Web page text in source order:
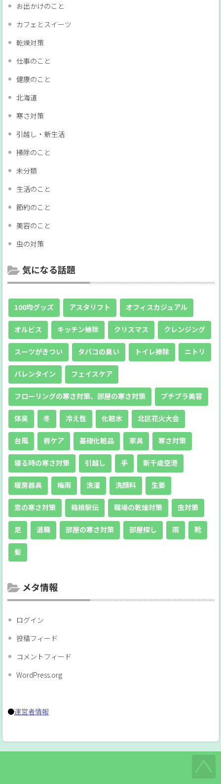
お出かけのこと
カフェとスイーツ
乾燥対策
仕事のこと
健康のこと
北海道
寒さ対策
引越し・新生活
掃除のこと
未分類
生活のこと
節約のこと
美容のこと
虫の対策
気になる話題
100均グッズ アスタリフト オフィスカジュアル
オルビス キッチン掃除 クリスマス クレンジング
スーツがきつい タバコの臭い トイレ掃除 ニトリ
バレンタイン フェイスケア
フローリングの寒さ対策、部屋の寒さ対策 プチプラ美容
体臭 冬 冷え性 化粧水 北区花火大会
台風 唇ケア 基礎化粧品 家具 寒さ対策
寝る時の寒さ対策 引越し 手 新千歳空港
暖房器具 梅雨 洗濯 洗顔料 生姜
窓の寒さ対策 箱根駅伝 職場の乾燥対策 虫対策
足 退職 部屋の寒さ対策 部屋探し 雨 靴
髪
メタ情報
ログイン
投稿フィード
コメントフィード
WordPress.org
●運営者情報